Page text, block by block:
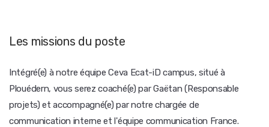
Les missions du poste
Intégré(e) à notre équipe Ceva Ecat-iD campus, situé à
Plouédern, vous serez coaché(e) par Gaëtan (Responsable
projets) et accompagné(e) par notre chargée de
communication interne et l'équipe communication France.